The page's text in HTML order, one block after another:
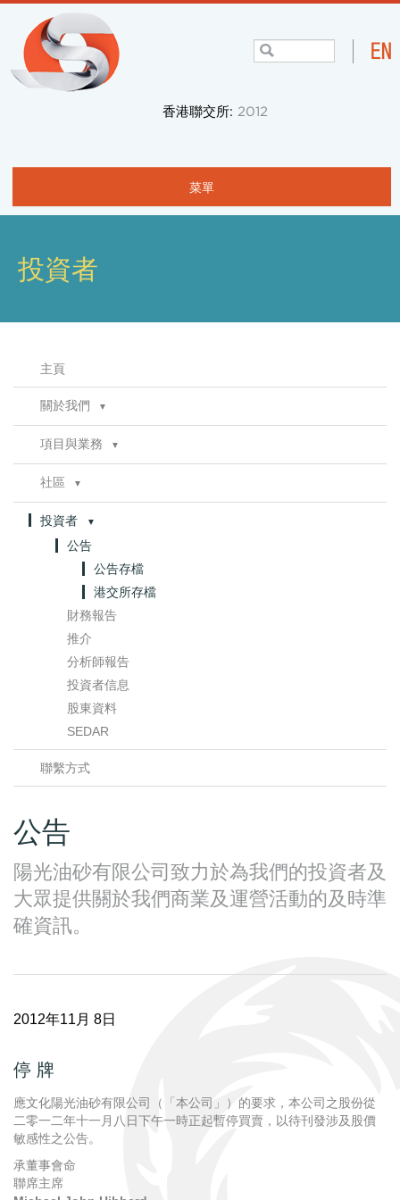
香港聯交所: 2012
菜單
投資者
主頁
關於我們 ▼
董事會
管理層
委員會章程
項目與業務 ▼
資產類別
Thickwood
Legend
Muskwa
Harper
Opportunity
Portage
其他礦產
獨立評估
銷售與管道項目
多媒體庫
油砂概覽
油砂技術
社區 ▼
諮詢
健康、安全及環境
合規性
投資者 ▼
公告
公告存檔
港交所存檔
財務報告
推介
分析師報告
投資者信息
股東資料
SEDAR
聯繫方式
公告
陽光油砂有限公司致力於為我們的投資者及
大眾提供關於我們商業及運營活動的及時準
確資訊。
2012年11月 8日
停 牌
應文化陽光油砂有限公司（「本公司」）的要求，本公司之股份從
二零一二年十一月八日下午一時正起暫停買賣，以待刊發涉及股價
敏感性之公告。
承董事會命
聯席主席